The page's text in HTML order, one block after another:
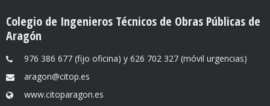
Colegio de Ingenieros Técnicos de Obras Públicas de
Aragón
976 386 677 (fijo oficina) y 626 702 327 (móvil urgencias)
aragon@citop.es
www.citoparagon.es